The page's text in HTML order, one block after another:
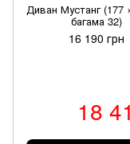
Диван Мустанг (177
багама 32)
16 190 грн
18